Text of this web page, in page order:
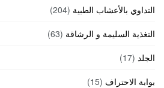
التداوي بالأعشاب الطبية (204)
التغذية السليمة و الرشاقة (63)
الجلد (17)
بوابة الاحتراف (15)